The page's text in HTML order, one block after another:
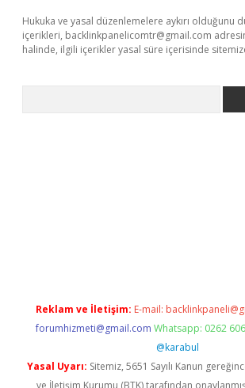
Hukuka ve yasal düzenlemelere aykırı olduğunu
içerikleri, backlinkpanelicomtr@gmail.com
halinde, ilgili içerikler yasal süre içerisinde
Reklam ve İletişim: E-mail:
forumhizmeti@gmail.com Whatsapp: 0262
@karabul
Yasal Uyarı: Sitemiz, 5651 Sayılı Kanun
ve İletişim Kurumu (BTK) tarafından